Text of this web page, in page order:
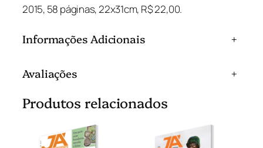
2015, 58 páginas, 22x31cm, R$ 22,00.
Informações Adicionais +
Avaliações +
Produtos relacionados